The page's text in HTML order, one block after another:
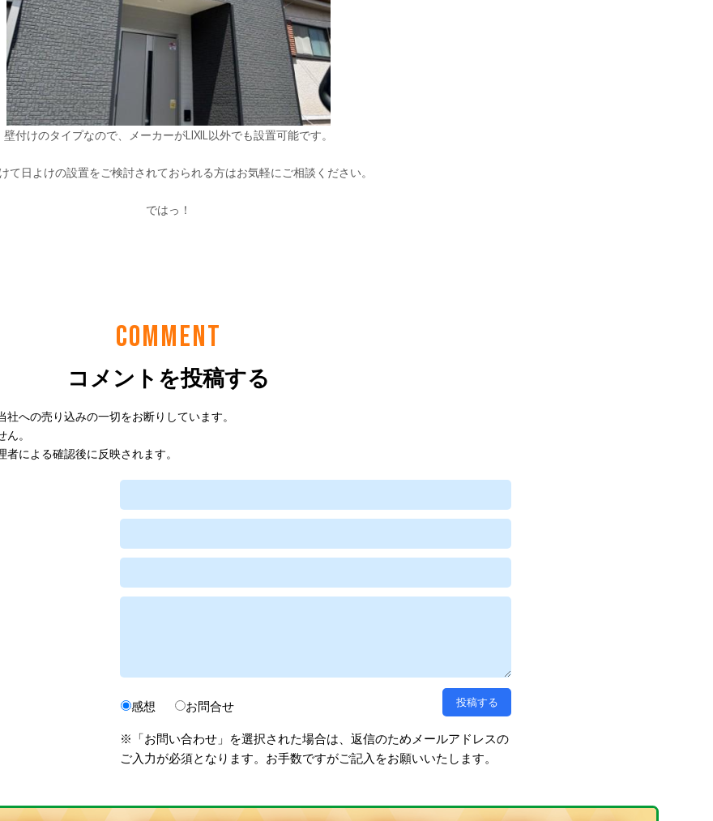
COMMENT
コメントを投稿する
への売り込みの一切をお断りしています。
。
による確認後に反映されます。
感想 お問合せ
※「お問い合わせ」を選択された場合は、返信のためメールアドレスの
ご入力が必須となります。お手数ですがご記入をお願いいたします。